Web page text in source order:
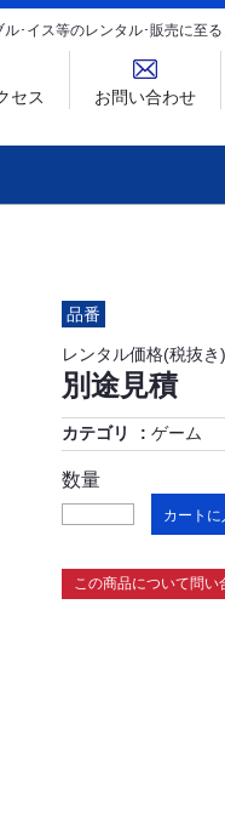
･イス等のレンタル･販売に至
セス お問い合わせ
品番
レンタル価格(税抜き)
別途見積
カテゴリ ゲーム
数量
カートに
この商品について問い